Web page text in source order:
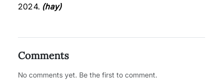
2024. (hay)
Comments
No comments yet. Be the first to comment.